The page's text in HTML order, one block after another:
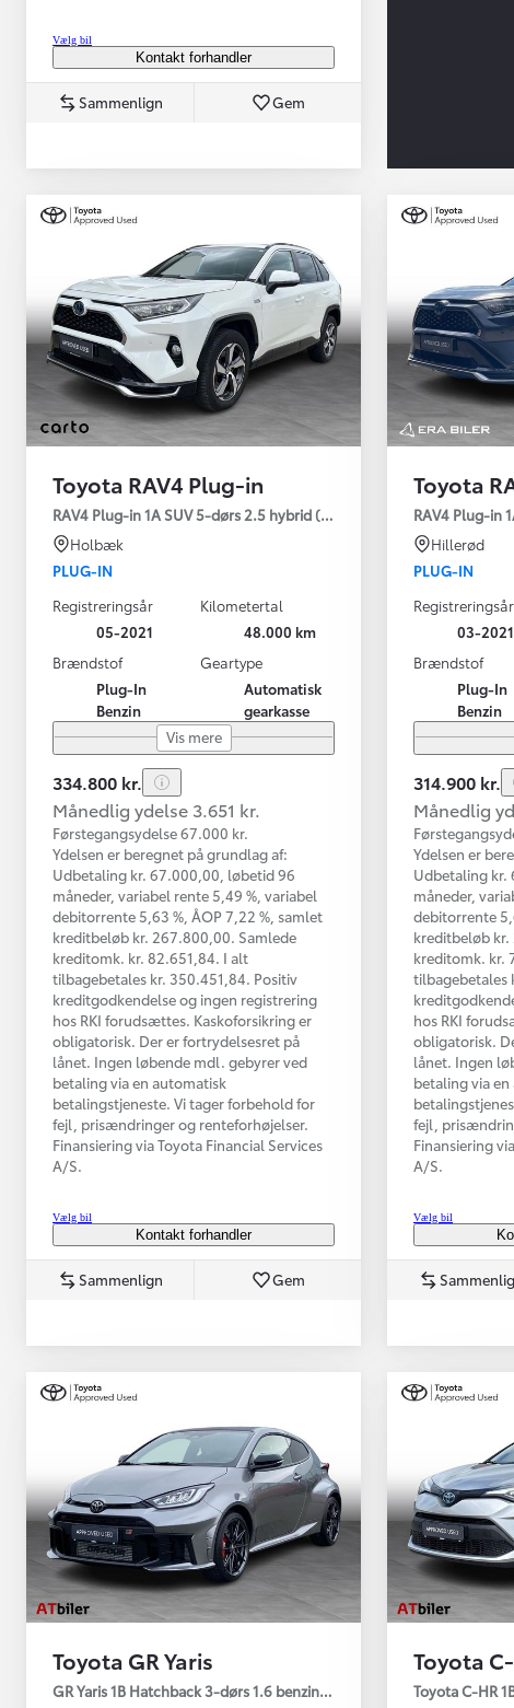
HYBRID
Vælg bil
Kontakt forhandler
Sammenlign Gem
Toyota RAV4 Plug-in
RAV4 Plug-in 1A SUV 5-dørs 2.5 hybrid (306 hk) aut. gear AWD-i H3
Holbæk
PLUG-IN
Registreringsår
05-2021
Kilometertal
48.000 km
Brændstof
Plug-In
Benzin
Geartype
Automatisk
gearkasse
Vis mere
334.800 kr.
Månedlig ydelse 3.651 kr.
Førstegangsydelse 67.000 kr.
Ydelsen er beregnet på grundlag af:
Udbetaling kr. 67.000,00, løbetid 96
måneder, variabel rente 5,49 %, variabel
debitorrente 5,63 %, ÅOP 7,22 %, samlet
kreditbeløb kr. 267.800,00. Samlede
kreditomk. kr. 82.651,84. I alt
tilbagebetales kr. 350.451,84. Positiv
kreditgodkendelse og ingen registrering
hos RKI forudsættes. Kaskoforsikring er
obligatorisk. Der er fortrydelsesret på
lånet. Ingen løbende mdl. gebyrer ved
betaling via en automatisk
betalingstjeneste. Vi tager forbehold for
fejl, prisændringer og renteforhøjelser.
Finansiering via Toyota Financial Services
A/S.
Vælg bil
Kontakt forhandler
Sammenlign Gem
Toyota
RAV4 Plug-in
Hillerød
PLUG-IN
Registreringsår
03-2021
Brændstof
Plug-In
Benzin
314.900 kr.
Månedlig
Ydelsen er
Udbetaling kr.
måneder,
debitorrente
kreditbeløb kr.
kreditomk. kr.
tilbagebetales
hos RKI
obligatorisk.
lånet. Ingen
betaling via
fejl,
Finansiering
A/S.
Vælg bil
Toyota GR Yaris
GR Yaris 1B Hatchback 3-dørs 1.6 benzin Turbo (280 hp) Aut. gear
Toyota
Toyota C-HR